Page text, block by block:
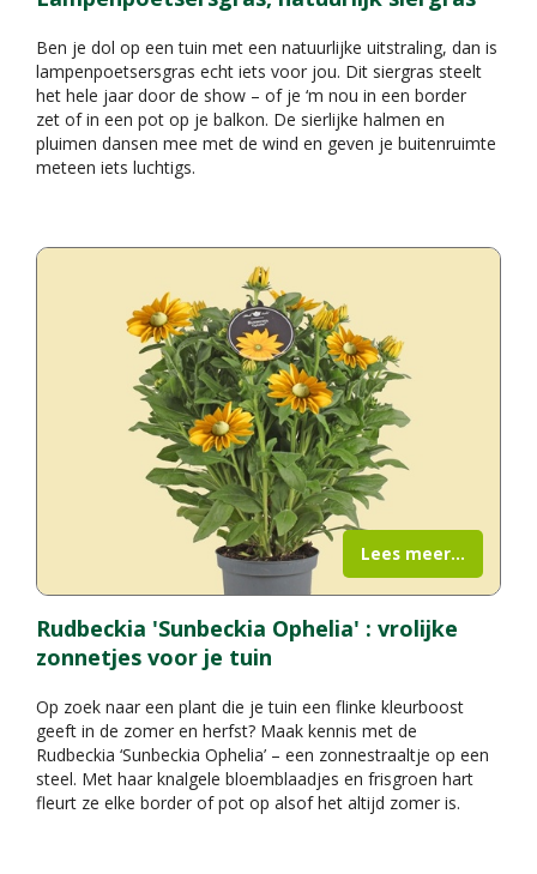
Ben je dol op een tuin met een natuurlijke uitstraling, dan is
lampenpoetsersgras echt iets voor jou. Dit siergras steelt
het hele jaar door de show – of je ‘m nou in een border
zet of in een pot op je balkon. De sierlijke halmen en
pluimen dansen mee met de wind en geven je buitenruimte
meteen iets luchtigs.
Rudbeckia 'Sunbeckia Ophelia' : vrolijke
zonnetjes voor je tuin
Op zoek naar een plant die je tuin een flinke kleurboost
geeft in de zomer en herfst? Maak kennis met de
Rudbeckia ‘Sunbeckia Ophelia’ – een zonnestraaltje op een
steel. Met haar knalgele bloemblaadjes en frisgroen hart
fleurt ze elke border of pot op alsof het altijd zomer is.
Lees meer...